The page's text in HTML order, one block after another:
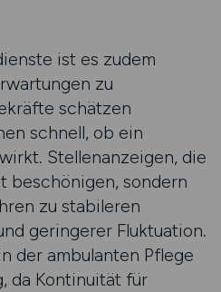
ist es zudem
zu
schätzen
schnell, ob ein
Stellenanzeigen, die
beschönigen, sondern
zu stabileren
geringerer Fluktuation.
der ambulanten Pflege
da Kontinuität für